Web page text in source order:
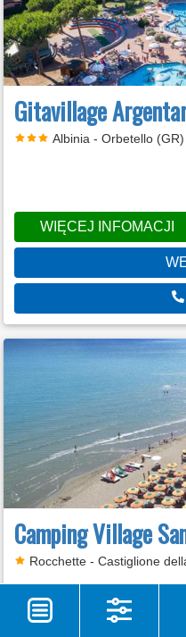
Gitavillage
Albinia - Orbetello (GR)
WIĘCEJ INFOMACJI
Camping Village
Rocchette - Castiglione